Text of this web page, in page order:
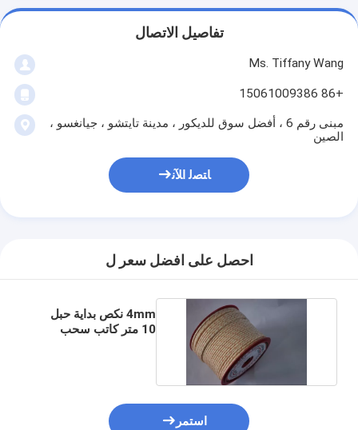
تفاصيل الاتصال
Ms. Tiffany Wang
+86 15061009386
مبنى رقم 6 ، أفضل سوق للديكور ، مدينة تايتشو ، جيانغسو ،
الصين
ﺎﺘﺼﻟ ﺍﻶﻧ
احصل على افضل سعر ل
4mm نكص بداية حبل
10 متر كاتب سحب
استمر